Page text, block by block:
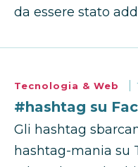
da essere stato
Tecnologia & Web
#hashtag su
Gli hashtag
hashtag-mania su